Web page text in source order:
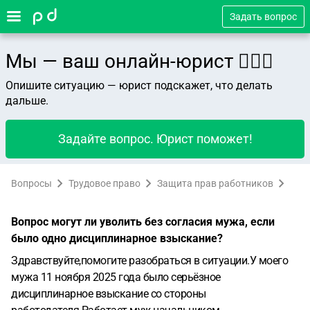
Задать вопрос
Мы — ваш онлайн-юрист 👨🏻‍⚖️
Опишите ситуацию — юрист подскажет, что делать
дальше.
Задайте вопрос. Юрист поможет!
Вопросы Трудовое право Защита прав работников
Вопрос могут ли уволить без согласия мужа, если
было одно дисциплинарное взыскание?
Здравствуйте,помогите разобраться в ситуации.У моего
мужа 11 ноября 2025 года было серьёзное
дисциплинарное взыскание со стороны